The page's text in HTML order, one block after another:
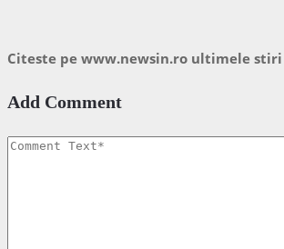
Citeste pe www.newsin.ro ultimele
Add Comment